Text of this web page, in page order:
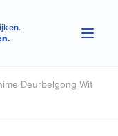
Deurbelgong Wit